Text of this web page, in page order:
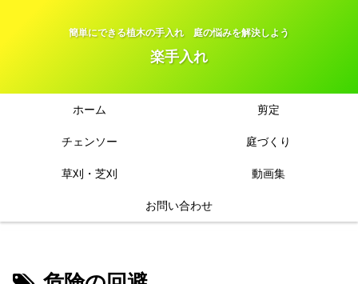
簡単にできる植木の手入れ 庭の悩みを解決しよう
楽手入れ
ホーム 剪定
チェンソー 庭づくり
草刈・芝刈 動画集
お問い合わせ